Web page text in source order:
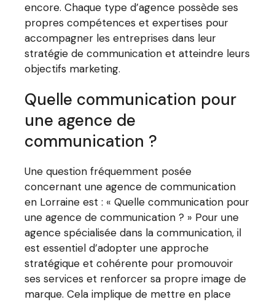
encore. Chaque type d’agence possède ses
propres compétences et expertises pour
accompagner les entreprises dans leur
stratégie de communication et atteindre leurs
objectifs marketing.
Quelle communication pour
une agence de
communication ?
Une question fréquemment posée
concernant une agence de communication
en Lorraine est : « Quelle communication pour
une agence de communication ? » Pour une
agence spécialisée dans la communication, il
est essentiel d’adopter une approche
stratégique et cohérente pour promouvoir
ses services et renforcer sa propre image de
marque. Cela implique de mettre en place